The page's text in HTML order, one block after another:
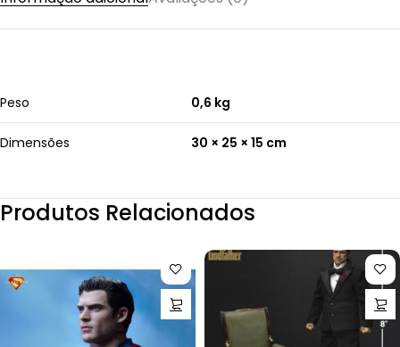
Peso 0,6 kg
Dimensões 30 × 25 × 15 cm
Produtos Relacionados